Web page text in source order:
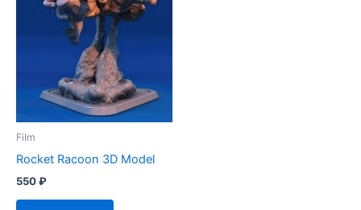
Film
Rocket Racoon 3D Model
550₽